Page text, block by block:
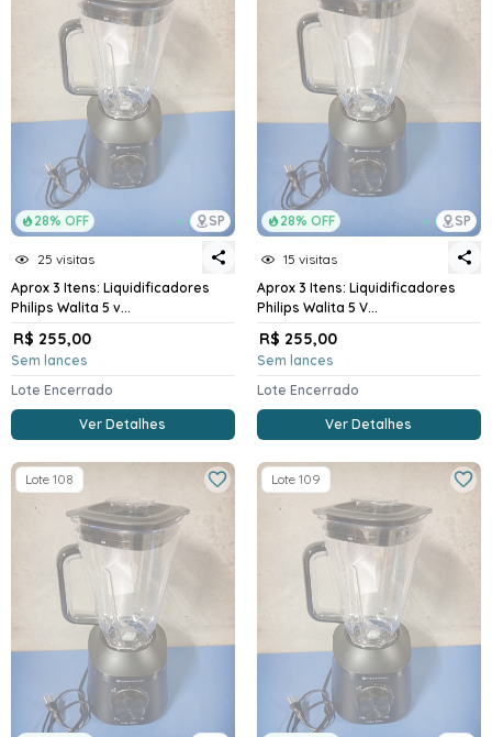
28% OFF SP
25 visitas
Aprox 3 Itens: Liquidificadores
Philips Walita 5 v...
R$ 255,00
Sem lances
Lote Encerrado
Ver Detalhes
28% OFF SP
15 visitas
Aprox 3 Itens: Liquidificadores
Philips Walita 5 V...
R$ 255,00
Sem lances
Lote Encerrado
Ver Detalhes
Lote 108 Lote 109